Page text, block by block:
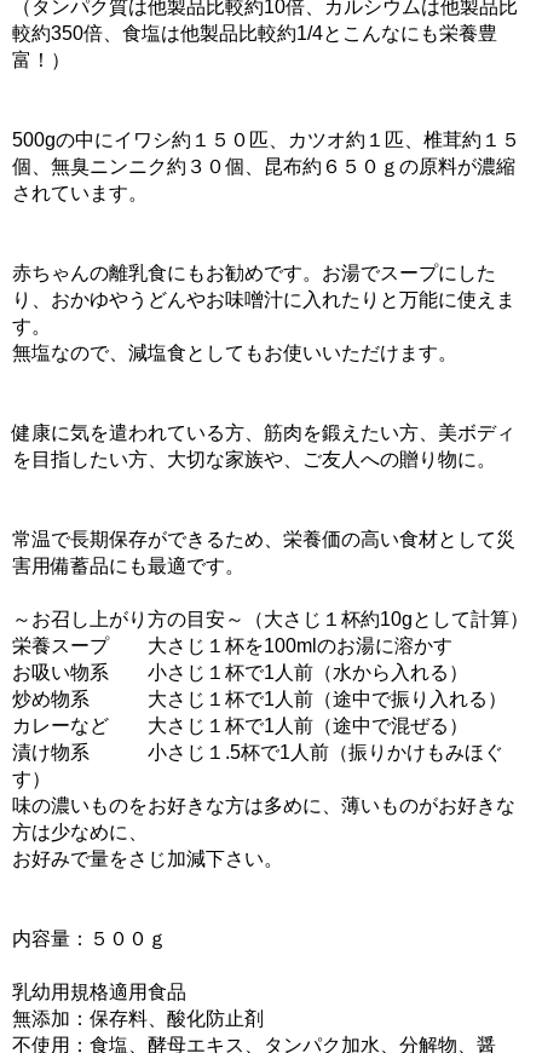
（タンパク質は他製品比較約10倍、カルシウムは他製品比
較約350倍、食塩は他製品比較約1/4とこんなにも栄養豊
富！）
500gの中にイワシ約１５０匹、カツオ約１匹、椎茸約１５
個、無臭ニンニク約３０個、昆布約６５０ｇの原料が濃縮
されています。
赤ちゃんの離乳食にもお勧めです。お湯でスープにした
り、おかゆやうどんやお味噌汁に入れたりと万能に使えま
す。
無塩なので、減塩食としてもお使いいただけます。
健康に気を遣われている方、筋肉を鍛えたい方、美ボディ
を目指したい方、大切な家族や、ご友人への贈り物に。
常温で長期保存ができるため、栄養価の高い食材として災
害用備蓄品にも最適です。
～お召し上がり方の目安～（大さじ１杯約10gとして計算）
栄養スープ 大さじ１杯を100mlのお湯に溶かす
お吸い物系 小さじ１杯で1人前（水から入れる）
炒め物系 大さじ１杯で1人前（途中で振り入れる）
カレーなど 大さじ１杯で1人前（途中で混ぜる）
漬け物系 小さじ１.5杯で1人前（振りかけもみほぐ
す）
味の濃いものをお好きな方は多めに、薄いものがお好きな
方は少なめに、
お好みで量をさじ加減下さい。
内容量：５００ｇ
乳幼用規格適用食品
無添加：保存料、酸化防止剤
不使用：食塩、酵母エキス、タンパク加水、分解物、醤